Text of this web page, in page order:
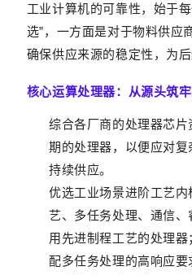
工业计算机的可靠性，始于
选”，一方面是对于物料供应
确保供应来源的稳定性，为后
核心运算处理器：从源头筑
综合各厂商的处理器芯
期的处理器，以便应对
持续供应。
优选工业场景进阶工艺
艺、多任务处理、通信
用先进制程工艺的处理
配多任务处理的高响应